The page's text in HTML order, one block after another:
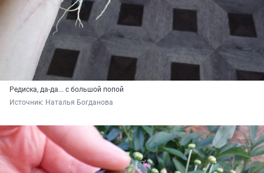
Редиска, да-да... с большой попой
Источник: Наталья Богданова